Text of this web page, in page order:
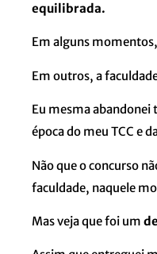
equilibrada.
Em alguns
Em outros, a
Eu mesma
época do meu TCC e
Não que o concurso
faculdade, naquele
Mas veja que foi um